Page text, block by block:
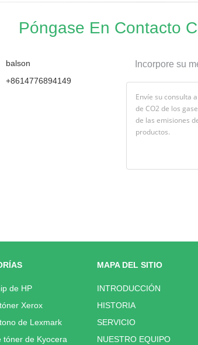
Póngase En Contacto
balson
+8614776894149
Incorpore su
de HP
Xerox
de Lexmark
tóner de Kyocera
MAPA DEL SITIO
INTRODUCCIÓN
HISTORIA
SERVICIO
NUESTRO EQUIPO